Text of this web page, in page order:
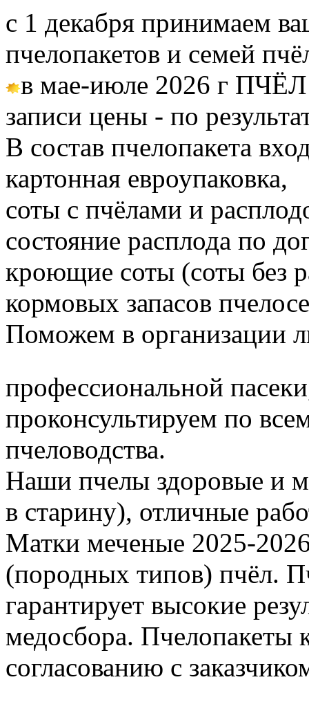
с 1 декабря принимаем
пчелопакетов и семей
в мае-июле 2026 г
записи цены - по
В состав пчелопакета
картонная евроупаковка,
соты с пчёлами и
состояние расплода по
кроющие соты (соты без
кормовых запасов
Поможем в организации
профессиональной
проконсультируем по
пчеловодства.
Наши пчелы здоровые и
в старину), отличные
Матки меченые 2025-
(породных типов) пчёл.
гарантирует высокие
медосбора. Пчелопакеты
согласованию с